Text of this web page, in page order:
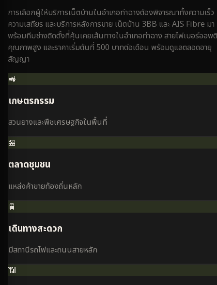
การเลือกผู้ให้บริการเน็ตบ้านในอำเภอท่าฉางต้องพิจารณาทั้งความเร็ว
ความเสถียร และบริการหลังการขาย เน็ตบ้าน 3BB และ AIS Fibre มา
พร้อมทีมช่างติดตั้งที่คุ้นเคยเส้นทางในอำเภอท่าฉาง สายไฟเบอร์ออพ
คุณภาพสูง และราคาเริ่มต้นที่ 500 บาทต่อเดือน พร้อมดูแลตลอดอายุ
สัญญา
🚜
เกษตรกรรม
สวนยางและพืชเศรษฐกิจในพื้นที่
🏪
ตลาดชุมชน
แหล่งค้าขายท้องถิ่นหลัก
🚆
เดินทางสะดวก
มีสถานีรถไฟและถนนสายหลัก
📶